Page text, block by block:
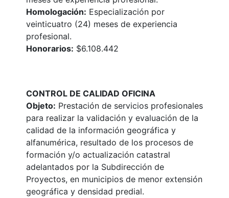
Homologación: Especialización por
veinticuatro (24) meses de experiencia
profesional.
Honorarios: $6.108.442
CONTROL DE CALIDAD OFICINA
Objeto: Prestación de servicios profesionales
para realizar la validación y evaluación de la
calidad de la información geográfica y
alfanumérica, resultado de los procesos de
formación y/o actualización catastral
adelantados por la Subdirección de
Proyectos, en municipios de menor extensión
geográfica y densidad predial.